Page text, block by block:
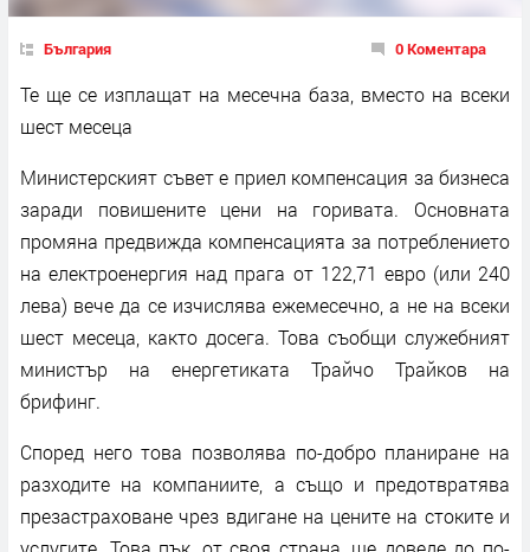
България 0 Коментара
Те ще се изплащат на месечна база, вместо на всеки
шест месеца
Министерският съвет е приел компенсация за бизнеса
заради повишените цени на горивата. Основната
промяна предвижда компенсацията за потреблението
на електроенергия над прага от 122,71 евро (или 240
лева) вече да се изчислява ежемесечно, а не на всеки
шест месеца, както досега. Това съобщи служебният
министър на енергетиката Трайчо Трайков на
брифинг.
Според него това позволява по-добро планиране на
разходите на компаниите, а също и предотвратява
презастраховане чрез вдигане на цените на стоките и